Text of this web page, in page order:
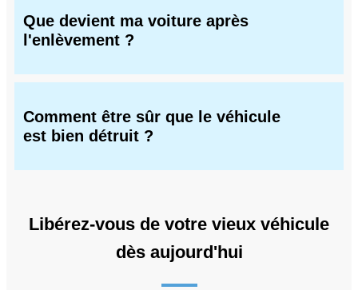
Que devient ma voiture après
l'enlèvement ?
Comment être sûr que le véhicule
est bien détruit ?
Libérez-vous de votre vieux véhicule
dès aujourd'hui